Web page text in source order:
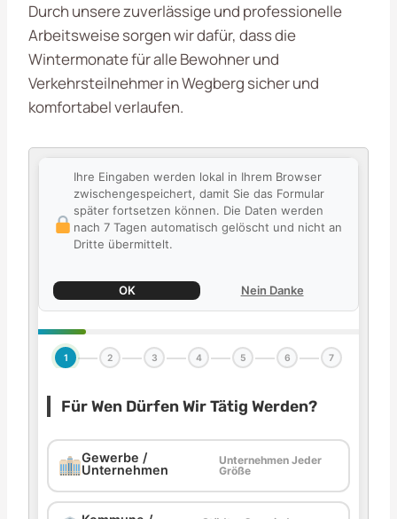
Durch unsere zuverlässige und professionelle
Arbeitsweise sorgen wir dafür, dass die
Wintermonate für alle Bewohner und
Verkehrsteilnehmer in Wegberg sicher und
komfortabel verlaufen.
Ihre Eingaben werden lokal in Ihrem Browser
zwischengespeichert, damit Sie das Formular
später fortsetzen können. Die Daten werden
nach 7 Tagen automatisch gelöscht und nicht an
Dritte übermittelt.
OK Nein Danke
1 2 3 4 5 6 7
Für Wen Dürfen Wir Tätig Werden?
Gewerbe /
Unternehmen
Unternehmen Jeder
Größe